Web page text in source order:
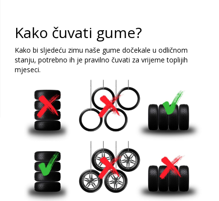
Kako čuvati gume?
Kako bi sljedeću zimu naše gume dočekale u odličnom
stanju, potrebno ih je pravilno čuvati za vrijeme toplijih
mjeseci.